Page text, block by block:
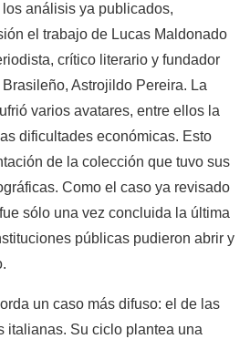
análisis ya publicados,
el trabajo de Lucas Maldonado
crítico literario y fundador
Astrojildo Pereira. La
varios avatares, entre ellos la
dificultades económicas. Esto
de la colección que tuvo sus
Como el caso ya revisado
sólo una vez concluida la última
públicas pudieron abrir y
un caso más difuso: el de las
italianas. Su ciclo plantea una